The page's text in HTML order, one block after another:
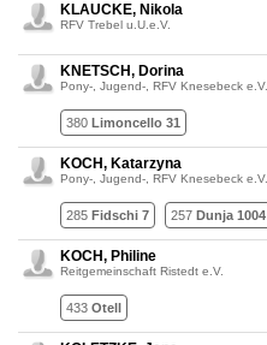
KLAUCKE, Nikola
RFV Trebel u.U.e.V.
KNETSCH, Dorina
Pony-, Jugend-, RFV Knesebeck e.V.
380 Limoncello 31
KOCH, Katarzyna
Pony-, Jugend-, RFV Knesebeck e.V.
285 Fidschi 7 257 Dunja 1004
KOCH, Philine
Reitgemeinschaft Ristedt e.V.
433 Otell